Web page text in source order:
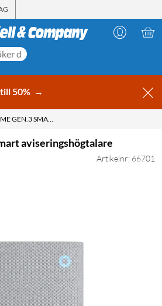
50% →
RING CHIME GEN.3 SMART AVISERINGSHÖGTALARE
aviseringshögtalare
Artikelnr: 66701